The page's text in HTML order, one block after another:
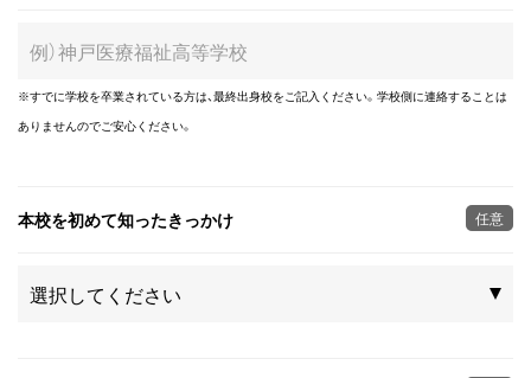
※すでに学校を卒業されている方は、最終出身校をご記入ください。学校側に連絡することは
ありませんのでご安心ください。
本校を初めて知ったきっかけ 任意